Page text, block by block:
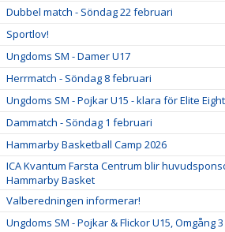
Dubbel match - Söndag 22 februari
Sportlov!
Ungdoms SM - Damer U17
Herrmatch - Söndag 8 februari
Ungdoms SM - Pojkar U15 - klara för Elite Eight
Dammatch - Söndag 1 februari
Hammarby Basketball Camp 2026
ICA Kvantum Farsta Centrum blir
Hammarby Basket
Valberedningen informerar!
Ungdoms SM - Pojkar & Flickor U15, Omgång 3